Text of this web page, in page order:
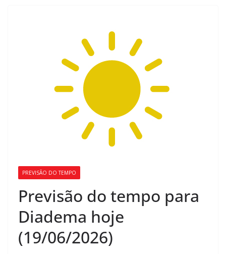
PREVISÃO DO TEMPO
Previsão do tempo para
Diadema hoje
(19/06/2026)